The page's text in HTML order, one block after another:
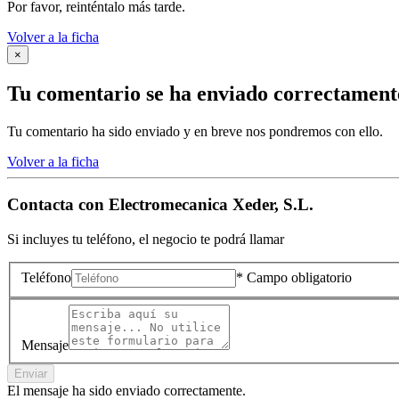
Por favor, reinténtalo más tarde.
Volver a la ficha
×
Tu comentario se ha enviado
Tu comentario ha sido enviado y en breve nos pondremos con ello.
Volver a la ficha
Contacta con Electromecanica Xeder, S.L.
Si incluyes tu teléfono, el negocio te podrá llamar
Teléfono * Campo obligatorio
Mensaje
Enviar
El mensaje ha sido enviado correctamente.